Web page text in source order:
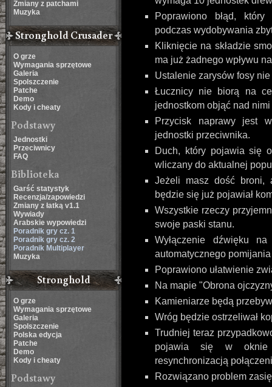
Zmiany z patchami
Muzyka
Stronghold Crusader
O grze
Wymagania sprzętowe
Galeria
Spolszczenie
Patche
Demo
Kody i cheaty
Podstawy
Jednostki
Przeciwnicy
FAQ
Biblioteka
Garść statystyk
Recenzja/zapowiedzi
Zmiany z łatką v1.1
Wywiady
Arabskie wypowiedzi
Poradnik gry cz. 1
Poradnik gry cz. 2
Poradnik Multiplayer
Muzyka
Stronghold
O grze
Wymagania sprzętowe
Galeria
Spolszczenie
Polska edycja
Patche
Demo
Kody i cheaty
Podstawy
Poprawiono błąd,
podczas wydobywania
Kliknięcie na składzie
ma już żadnego wpływu
Ustalenie zarysów fosy
Łucznicy nie biorą na
jednostkom objąć nad
Przycisk naprawy jest
jednostki przeciwnika.
Duch, który pojawia się
wliczany do aktualnej
Jeżeli masz dość broni,
będzie się już pojawiał
Wszystkie rzeczy
swoje paski stanu.
Wyłączenie dźwięku
automatycznego
Poprawiono ułatwienie
Na mapie "Obrona
Kamieniarze będą
Wróg będzie ostrzeliwał
Trudniej teraz
pojawia się w oknie
resynchronizacją
Rozwiązano problem